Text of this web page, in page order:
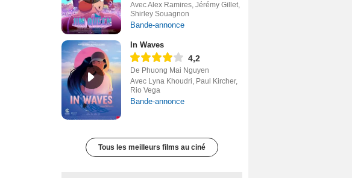
Avec Alex Ramires, Jérémy Gillet,
Shirley Souagnon
Bande-annonce
In Waves
4,2
De Phuong Mai Nguyen
Avec Lyna Khoudri, Paul Kircher,
Rio Vega
Bande-annonce
Tous les meilleurs films au ciné